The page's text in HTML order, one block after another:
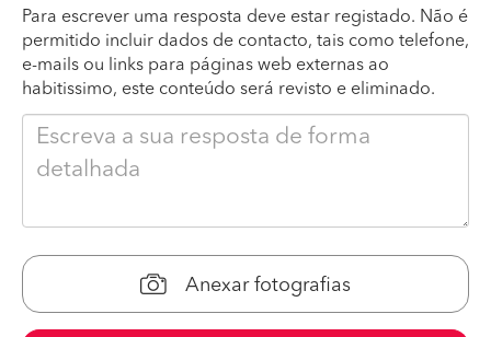
Para escrever uma resposta deve estar registado. Não é
permitido incluir dados de contacto, tais como telefone,
e-mails ou links para páginas web externas ao
habitissimo, este conteúdo será revisto e eliminado.
Anexar fotografias